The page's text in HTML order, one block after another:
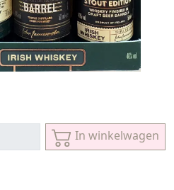
In winkelwagen